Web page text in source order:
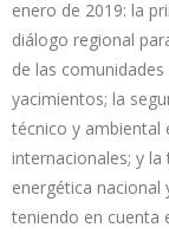
enero de 2019: la
diálogo regional
de las
yacimientos; la
técnico y ambiental
internacionales; y
energética
teniendo en cuenta